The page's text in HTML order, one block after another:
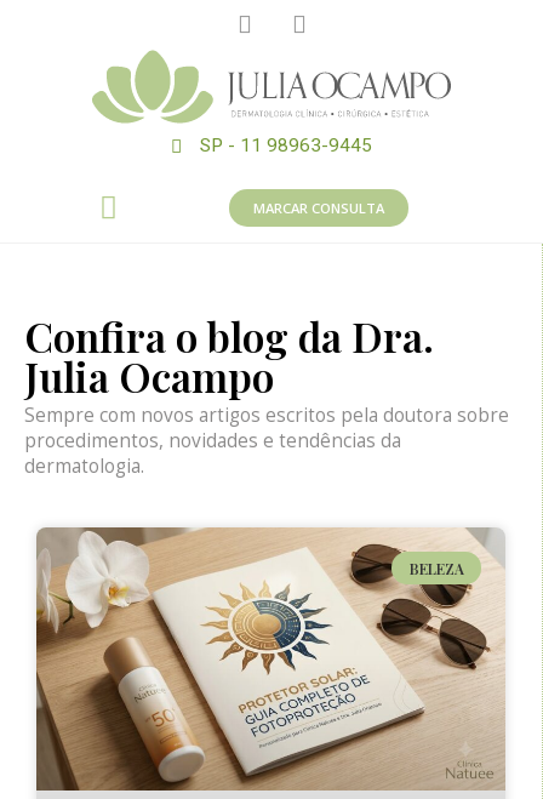
SP - 11 98963-9445
MARCAR CONSULTA
Confira o blog da Dra.
Julia Ocampo
Sempre com novos artigos escritos pela doutora sobre
procedimentos, novidades e tendências da
dermatologia.
BELEZA